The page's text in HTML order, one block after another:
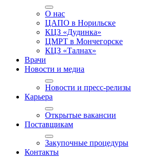
О нас
ЦАПО в Норильске
КЦЗ «Дудинка»
ЦМРТ в Мончегорске
КЦЗ «Талнах»
Врачи
Новости и медиа
Новости и пресс-релизы
Карьера
Открытые вакансии
Поставщикам
Закупочные процедуры
Контакты